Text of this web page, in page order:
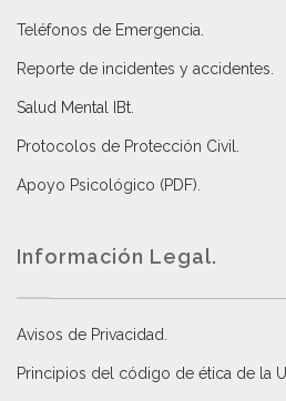
Teléfonos de Emergencia.
Reporte de incidentes y accidentes
Salud Mental IBt
Protocolos de Protección Civil
Apoyo Psicológico (PDF)
Información Legal.
Avisos de Privacidad
Principios del código de ética de la